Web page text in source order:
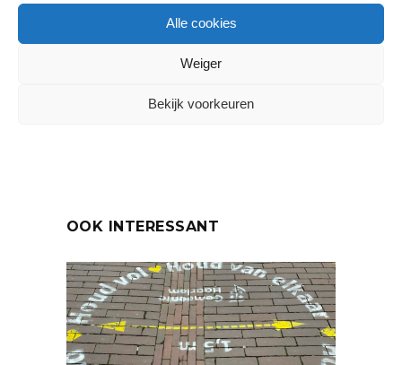
Alle cookies
Weiger
Bekijk voorkeuren
OOK INTERESSANT